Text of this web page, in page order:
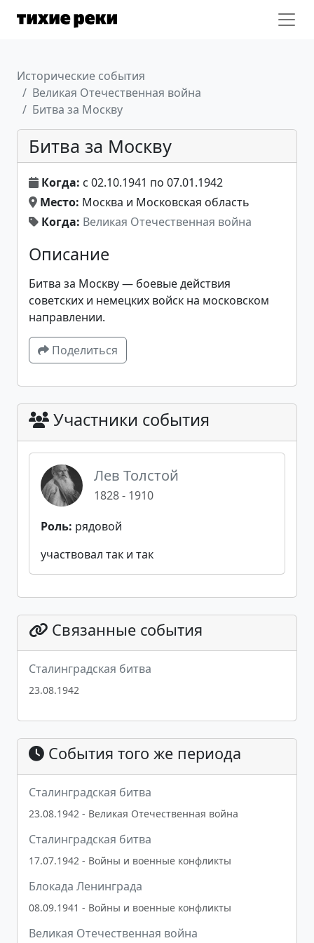
Исторические события
Великая Отечественная война
Битва за Москву
Битва за Москву
Когда: с 02.10.1941 по 07.01.1942
Место: Москва и Московская область
Когда: Великая Отечественная война
Описание
Битва за Москву — боевые действия
советских и немецких войск на московском
направлении.
Поделиться
Участники события
Лев Толстой
1828 - 1910
Роль: рядовой
участвовал так и так
Связанные события
Сталинградская битва
23.08.1942
События того же периода
Сталинградская битва
23.08.1942 - Великая Отечественная война
Сталинградская битва
17.07.1942 - Войны и военные конфликты
Блокада Ленинграда
08.09.1941 - Войны и военные конфликты
Великая Отечественная война